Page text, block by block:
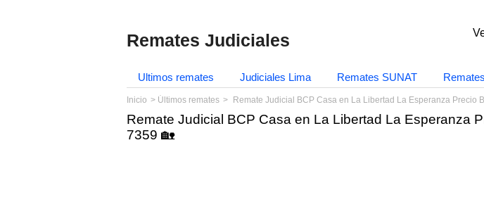
Remates Judiciales
Ultimos remates Judiciales Lima Remates SUNAT
Inicio Últimos remates Remate Judicial BCP Casa en La Libertad La Esperanza Precio
Remate Judicial BCP Casa en La Libertad La Esperanza
7359 🏡